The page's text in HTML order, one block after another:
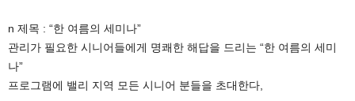
n 제목 : “한 여름의 세미나”
관리가 필요한 시니어들에게 명쾌한 해답을 드리는 “한 여름의 세미
나”
프로그램에 밸리 지역 모든 시니어 분들을 초대한다,